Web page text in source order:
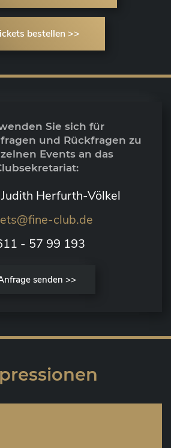
bestellen >>
Sie sich für
und Rückfragen zu
Events an das
Herfurth-Völkel
club.de
- 57 99 193
senden >>